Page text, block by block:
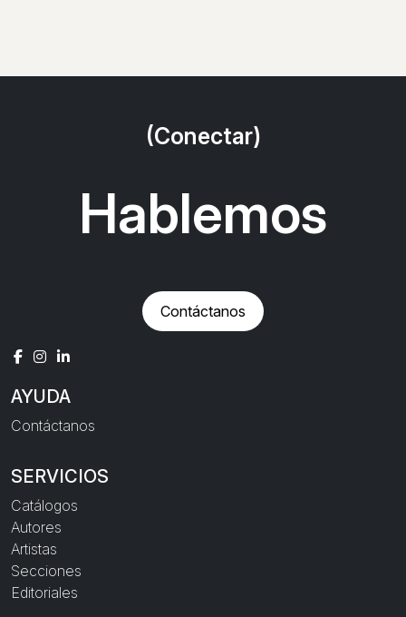
(Conectar)
Hablemos
Contáctanos
AYUDA
Contáctanos
SERVICIOS
Catálogos
Autores
Artistas
Secciones
Editoriales